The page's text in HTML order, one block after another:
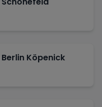
Berlin Köpenick